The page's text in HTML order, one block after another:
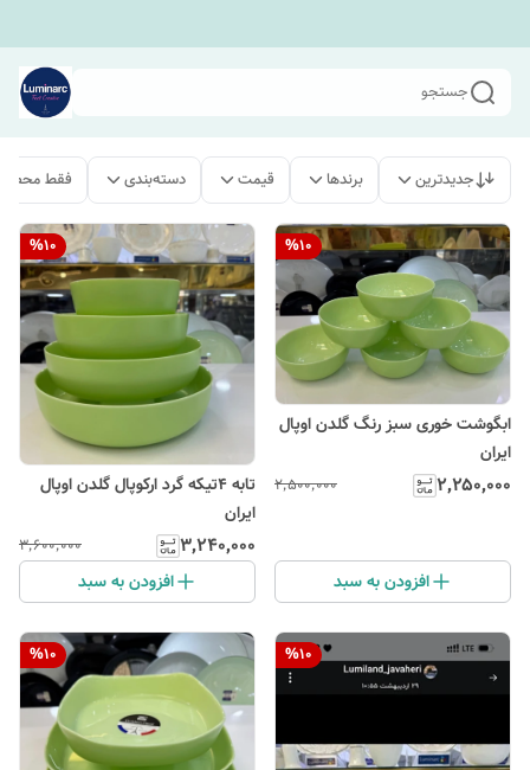
جستجو
جدیدترین برندها قیمت دسته‌بندی فقط
%10
ابگوشت خوری سبز رنگ گلدن اوپال
ایران
۲٬۲۵۰٬۰۰۰ ۲٬۵۰۰٬۰۰۰
افزودن به سبد
%10
تابه ۴تیکه گرد ارکوپال گلدن اوپال
ایران
۳٬۲۴۰٬۰۰۰ ۳٬۶۰۰٬۰۰۰
افزودن به سبد
%10
%10